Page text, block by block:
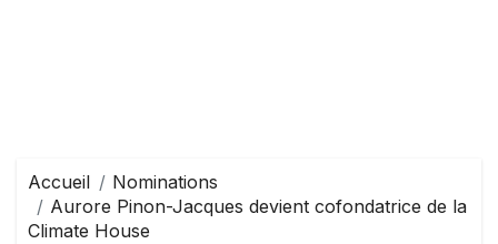
Accueil
Nominations
Aurore Pinon-Jacques devient cofondatrice de la
Climate House